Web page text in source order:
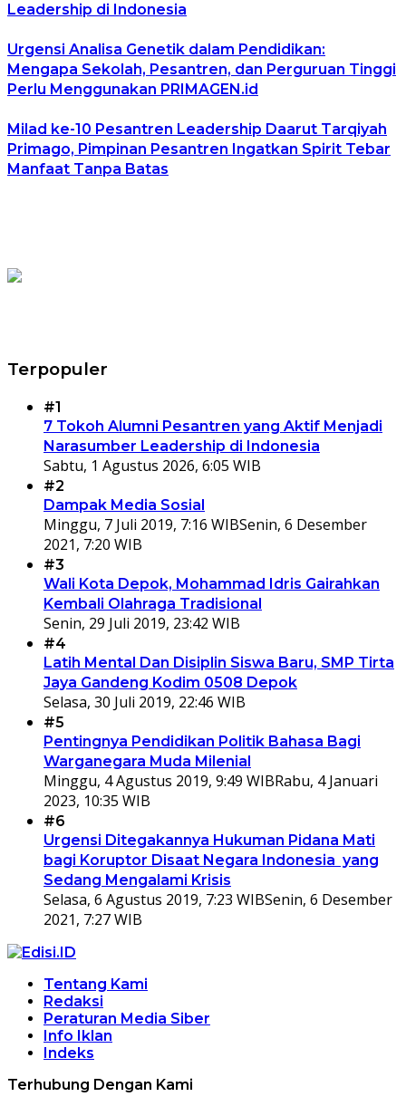
Leadership di Indonesia
Urgensi Analisa Genetik dalam Pendidikan:
Mengapa Sekolah, Pesantren, dan Perguruan Tinggi
Perlu Menggunakan PRIMAGEN.id
Milad ke-10 Pesantren Leadership Daarut Tarqiyah
Primago, Pimpinan Pesantren Ingatkan Spirit Tebar
Manfaat Tanpa Batas
Terpopuler
#1
7 Tokoh Alumni Pesantren yang Aktif Menjadi
Narasumber Leadership di Indonesia
Sabtu, 1 Agustus 2026, 6:05 WIB
#2
Dampak Media Sosial
Minggu, 7 Juli 2019, 7:16 WIBSenin, 6 Desember
2021, 7:20 WIB
#3
Wali Kota Depok, Mohammad Idris Gairahkan
Kembali Olahraga Tradisional
Senin, 29 Juli 2019, 23:42 WIB
#4
Latih Mental Dan Disiplin Siswa Baru, SMP Tirta
Jaya Gandeng Kodim 0508 Depok
Selasa, 30 Juli 2019, 22:46 WIB
#5
Pentingnya Pendidikan Politik Bahasa Bagi
Warganegara Muda Milenial
Minggu, 4 Agustus 2019, 9:49 WIBRabu, 4 Januari
2023, 10:35 WIB
#6
Urgensi Ditegakannya Hukuman Pidana Mati
bagi Koruptor Disaat Negara Indonesia yang
Sedang Mengalami Krisis
Selasa, 6 Agustus 2019, 7:23 WIBSenin, 6 Desember
2021, 7:27 WIB
Tentang Kami
Redaksi
Peraturan Media Siber
Info Iklan
Indeks
Terhubung Dengan Kami